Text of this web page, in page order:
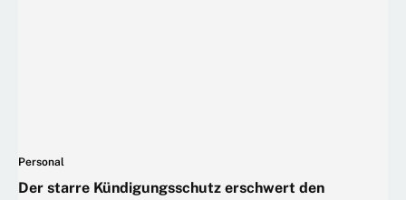
Personal
Der starre Kündigungsschutz erschwert den